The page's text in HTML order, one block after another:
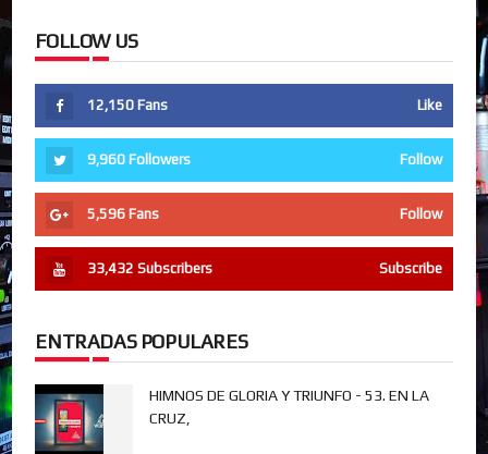
FOLLOW US
12,150 Fans Like
9,960 Followers Follow
5,596 Fans Follow
33,432 Subscribers Subscribe
ENTRADAS POPULARES
HIMNOS DE GLORIA Y TRIUNFO - 53. EN LA
CRUZ,